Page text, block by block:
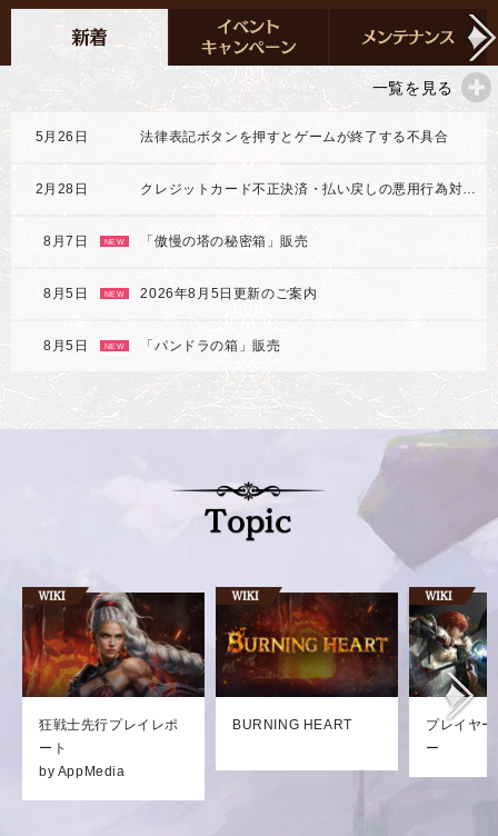
一覧を見る
5月26日 法律表記ボタンを押すとゲームが終了する不具合
2月28日
8月7日 NEW 「傲慢の塔の秘密箱」販売
8月5日 NEW 2026年8月5日更新のご案内
8月5日 NEW 「パンドラの箱」販売
狂戦士先行プレイレポ
ート
by AppMedia
BURNING HEART
プレイヤ
ー